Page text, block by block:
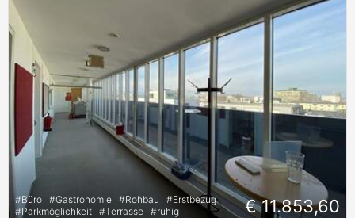
#Büro #Gastronomie #Rohbau #Erstbezug
#Parkmöglichkeit #Terrasse #ruhig € 11.853,60